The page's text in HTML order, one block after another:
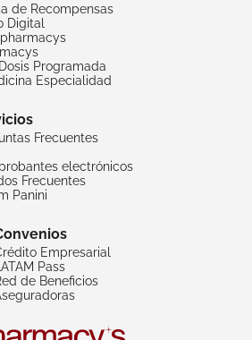
de Recompensas
Digital
Programada
Especialidad
Frecuentes
electrónicos
Frecuentes
Panini
Empresarial
Pass
de Beneficios